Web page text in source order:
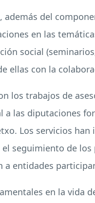
además del
en las
social
ellas con la
los trabajos de
las diputaciones
Los servicios
el seguimiento de
a entidades
en la vida